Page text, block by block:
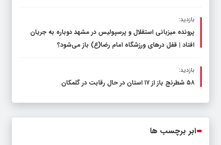
بازدید:
پرونده میزبانی استقلال و پرسپولیس در مشهد دوباره به جریان
افتاد | قفل در‌های ورزشگاه امام رضا(ع) باز می‌شود؟
بازدید:
۵۸ شطرنج‌ باز از ۱۷ استان در حال رقابت در گلمکان
ابر برچسب ها